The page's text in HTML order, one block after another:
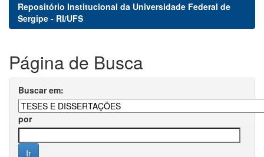
Repositório Institucional da Universidade Federal de
Sergipe - RI/UFS
Página de Busca
Buscar em:
por